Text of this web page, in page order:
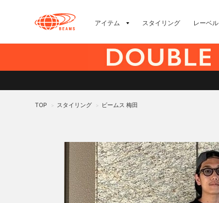
アイテム スタイリング レーベル
TOP > スタイリング > ビームス 梅田